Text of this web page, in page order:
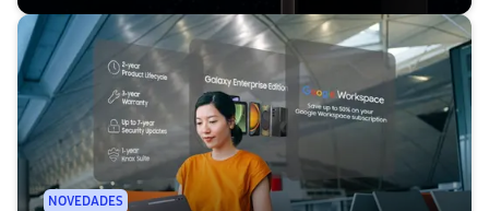
NOVEDADES